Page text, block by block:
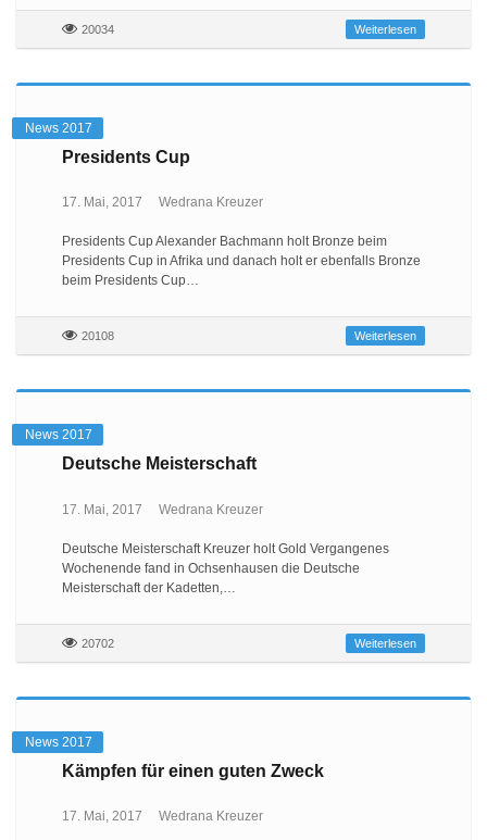
20034 Weiterlesen
News 2017
Presidents Cup
17. Mai, 2017 Wedrana Kreuzer
Presidents Cup Alexander Bachmann holt Bronze beim
Presidents Cup in Afrika und danach holt er ebenfalls Bronze
beim Presidents Cup…
20108 Weiterlesen
News 2017
Deutsche Meisterschaft
17. Mai, 2017 Wedrana Kreuzer
Deutsche Meisterschaft Kreuzer holt Gold Vergangenes
Wochenende fand in Ochsenhausen die Deutsche
Meisterschaft der Kadetten,…
20702 Weiterlesen
News 2017
Kämpfen für einen guten Zweck
17. Mai, 2017 Wedrana Kreuzer